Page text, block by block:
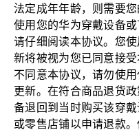
法定成年年龄，则需要
使用您的华为穿戴设备
请仔细阅读本协议。您
新将被视为您已同意接
不同意本协议，请勿使
更新。在符合商品退货
备退回到当时购买该穿
或零售店铺以申请退款